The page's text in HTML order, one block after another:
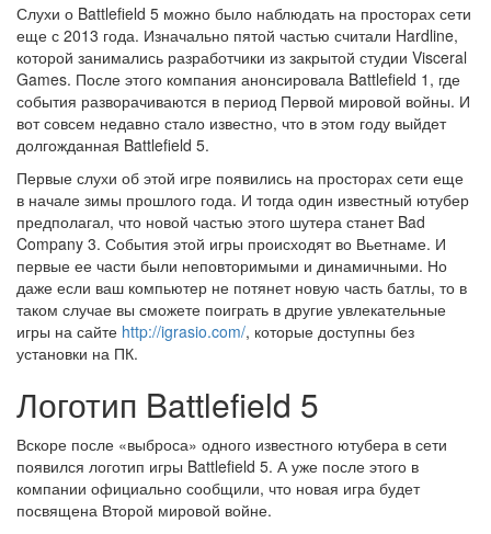
Слухи о Battlefield 5 можно было наблюдать на просторах сети
еще с 2013 года. Изначально пятой частью считали Hardline,
которой занимались разработчики из закрытой студии Visceral
Games. После этого компания анонсировала Battlefield 1, где
события разворачиваются в период Первой мировой войны. И
вот совсем недавно стало известно, что в этом году выйдет
долгожданная Battlefield 5.
Первые слухи об этой игре появились на просторах сети еще
в начале зимы прошлого года. И тогда один известный ютубер
предполагал, что новой частью этого шутера станет Bad
Company 3. События этой игры происходят во Вьетнаме. И
первые ее части были неповторимыми и динамичными. Но
даже если ваш компьютер не потянет новую часть батлы, то в
таком случае вы сможете поиграть в другие увлекательные
игры на сайте http://igrasio.com/, которые доступны без
установки на ПК.
Логотип Battlefield 5
Вскоре после «выброса» одного известного ютубера в сети
появился логотип игры Battlefield 5. А уже после этого в
компании официально сообщили, что новая игра будет
посвящена Второй мировой войне.